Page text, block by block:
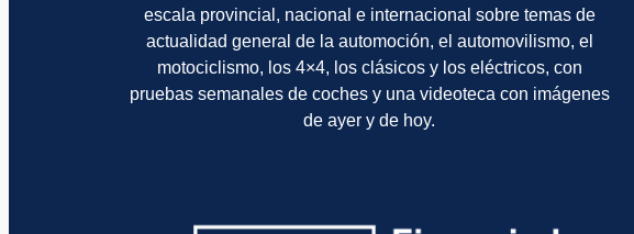
escala provincial, nacional e internacional sobre temas de
actualidad general de la automoción, el automovilismo, el
motociclismo, los 4×4, los clásicos y los eléctricos, con
pruebas semanales de coches y una videoteca con imágenes
de ayer y de hoy.